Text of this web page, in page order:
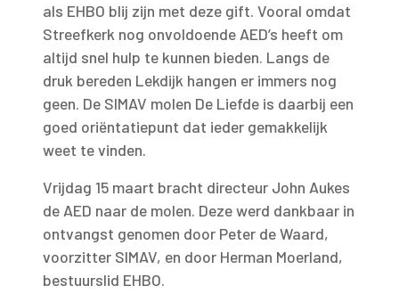
als EHBO blij zijn met deze gift. Vooral omdat
Streefkerk nog onvoldoende AED’s heeft om
altijd snel hulp te kunnen bieden. Langs de
druk bereden Lekdijk hangen er immers nog
geen. De SIMAV molen De Liefde is daarbij een
goed oriëntatiepunt dat ieder gemakkelijk
weet te vinden.
Vrijdag 15 maart bracht directeur John Aukes
de AED naar de molen. Deze werd dankbaar in
ontvangst genomen door Peter de Waard,
voorzitter SIMAV, en door Herman Moerland,
bestuurslid EHBO.